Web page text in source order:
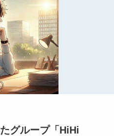
グループ「HiHi